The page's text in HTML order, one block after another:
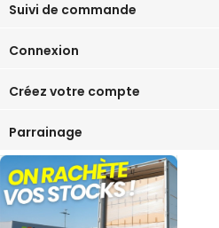
Suivi de commande
Connexion
Créez votre compte
Parrainage